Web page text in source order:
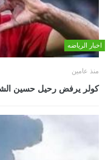
اخبار الرياضه
منذ عامين
كولر يرفض رحيل حسين